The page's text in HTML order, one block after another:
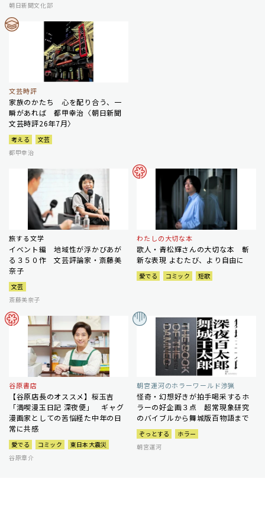
朝日新聞文化部
文芸時評
家族のかたち 心を配り合う、一
瞬があれば 都甲幸治〈朝日新聞
文芸時評26年7月〉
考える
文芸
都甲幸治
旅する文学
イベント編 地域性が浮かびあが
る３５０作 文芸評論家・斎藤美
奈子
文芸
斎藤美奈子
わたしの大切な本
歌人・青松輝さんの大切な本 斬
新な表現 よむたび、より自由に
愛でる コミック 短歌
谷原書店
【谷原店長のオススメ】桜玉吉
「満喫漫玉日記 深夜便」 ギャグ
漫画家としての苦悩経た中年の日
常に共感
愛でる コミック
東日本大震災
谷原章介
朝宮運河のホラーワールド渉猟
怪奇・幻想好きが拍手喝采するホ
ラーの好企画３点 超常現象研究
のバイブルから舞城版百物語まで
ぞっとする
ホラー
朝宮運河